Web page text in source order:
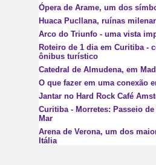
Ópera de Arame, um dos
Huaca Pucllana, ruínas
Arco do Triunfo - uma vista
Roteiro de 1 dia em Curitiba -
ônibus turístico
Catedral de Almudena, em
O que fazer em uma conexão
Jantar no Hard Rock Café
Curitiba - Morretes: Passeio
Mar
Arena de Verona, um dos
Itália